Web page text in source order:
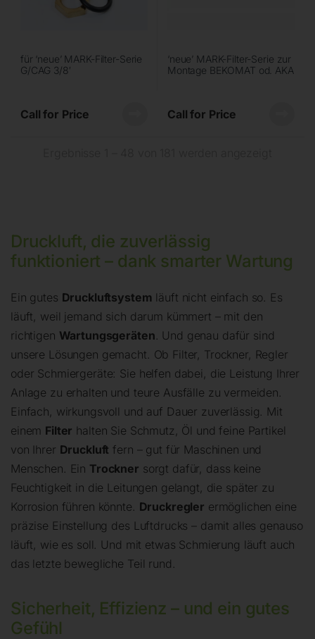
für ‘neue’ MARK-Filter-Serie
G/CAG 3/8′
Call for Price
‘neue’ MARK-Filter-Serie zur
Montage BEKOMAT od. AKA
Call for Price
Druckluft, die zuverlässig
funktioniert – dank smarter Wartung
Ein gutes Druckluftsystem läuft nicht einfach so. Es
läuft, weil jemand sich darum kümmert – mit den
richtigen Wartungsgeräten . Und genau dafür sind
unsere Lösungen gemacht. Ob Filter, Trockner, Regler
oder Schmiergeräte: Sie helfen dabei, die Leistung Ihrer
Anlage zu erhalten und teure Ausfälle zu vermeiden.
Einfach, wirkungsvoll und auf Dauer zuverlässig. Mit
einem Filter halten Sie Schmutz, Öl und feine Partikel
von Ihrer Druckluft fern – gut für Maschinen und
Menschen. Ein Trockner sorgt dafür, dass keine
Feuchtigkeit in die Leitungen gelangt, die später zu
Korrosion führen könnte. Druckregler ermöglichen eine
präzise Einstellung des Luftdrucks – damit alles genauso
läuft, wie es soll. Und mit etwas Schmierung läuft auch
das letzte bewegliche Teil rund.
Sicherheit, Effizienz – und ein gutes
Gefühl